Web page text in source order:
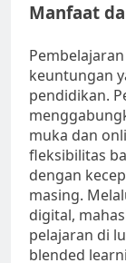
Manfaat
keuntungan
pendidikan.
muka dan
fleksibilitas
dengan
masing.
digital,
pelajaran di
blended